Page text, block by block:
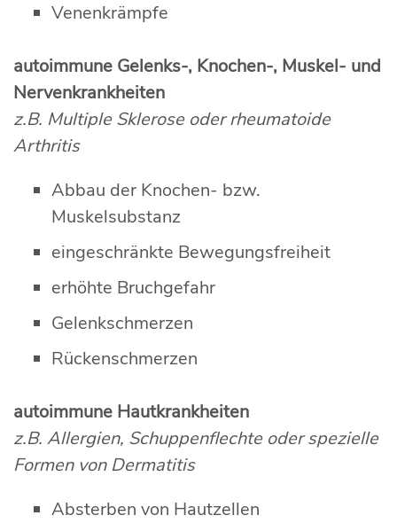
Venenkrämpfe
autoimmune Gelenks-, Knochen-, Muskel- und
Nervenkrankheiten
z.B. Multiple Sklerose oder rheumatoide
Arthritis
Abbau der Knochen- bzw.
Muskelsubstanz
eingeschränkte Bewegungsfreiheit
erhöhte Bruchgefahr
Gelenkschmerzen
Rückenschmerzen
autoimmune Hautkrankheiten
z.B. Allergien, Schuppenflechte oder spezielle
Formen von Dermatitis
Absterben von Hautzellen